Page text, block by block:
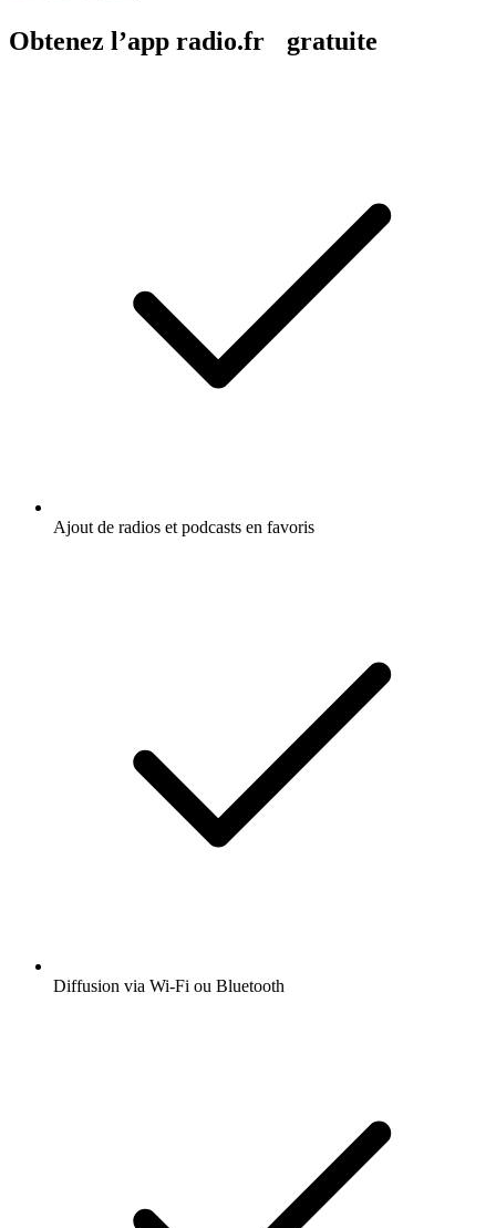
Obtenez l’app radio.fr gratuite
Ajout de radios et podcasts en favoris
Diffusion via Wi-Fi ou Bluetooth